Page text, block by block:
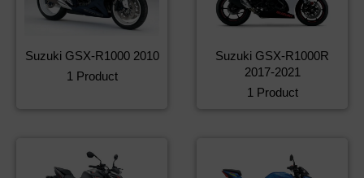
Suzuki GSX-R1000 2010
1 Product
Suzuki GSX-R1000R
2017-2021
1 Product